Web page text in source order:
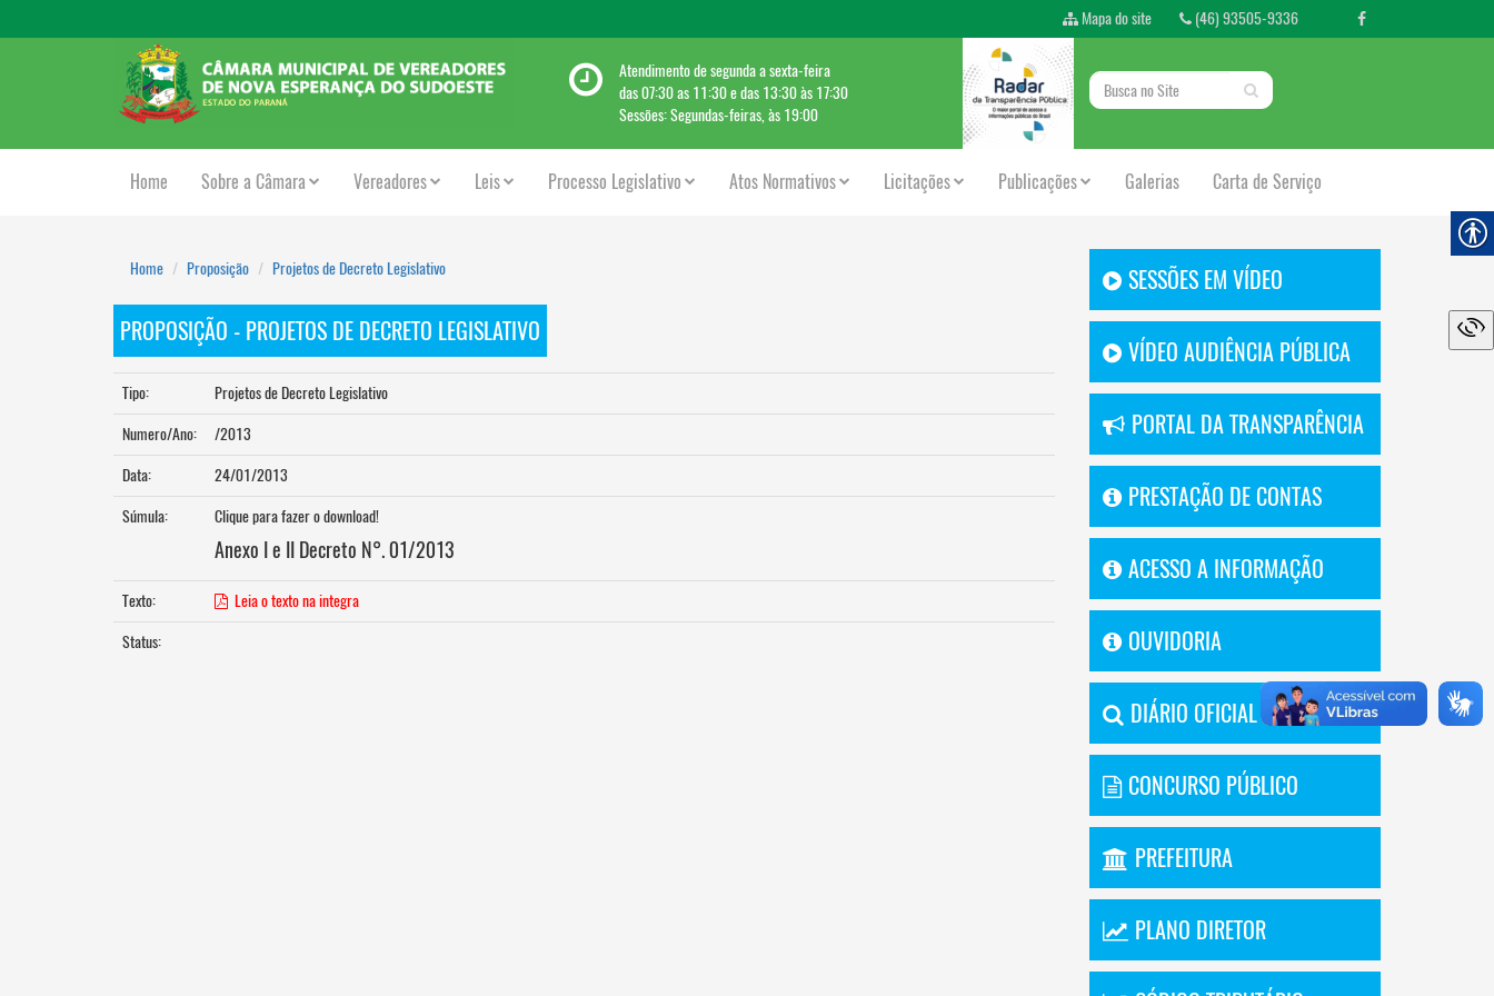
Mapa do site (46) 93505-9336
Atendimento de segunda a sexta-feira
das 07:30 as 11:30 e das 13:30 às 17:30
Sessões: Segundas-feiras, às 19:00
Home Sobre a Câmara Vereadores Leis Processo Legislativo Atos Normativos Licitações Publicações Galerias Carta de Serviço
Home Proposição Projetos de Decreto Legislativo
PROPOSIÇÃO - PROJETOS DE DECRETO LEGISLATIVO
Tipo:
Projetos de Decreto Legislativo
Numero/Ano:
/2013
Data:
24/01/2013
Súmula:
Clique para fazer o download!
Anexo I e II Decreto N°. 01/2013
Texto:
Leia o texto na integra
Status:
SESSÕES EM VÍDEO
VÍDEO AUDIÊNCIA PÚBLICA
PORTAL DA TRANSPARÊNCIA
PRESTAÇÃO DE CONTAS
ACESSO A INFORMAÇÃO
OUVIDORIA
DIÁRIO OFICIAL
CONCURSO PÚBLICO
PREFEITURA
PLANO DIRETOR